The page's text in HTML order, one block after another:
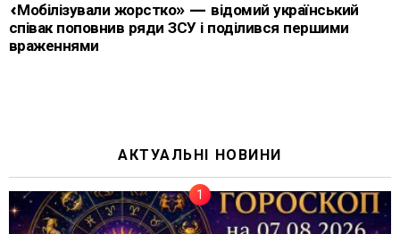
«Мобілізували жорстко» — відомий український
співак поповнив ряди ЗСУ і поділився першими
враженнями
АКТУАЛЬНІ НОВИНИ